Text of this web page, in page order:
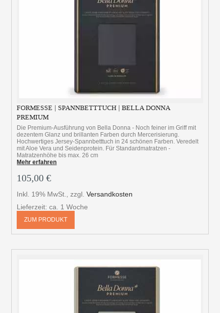
FORMESSE | SPANNBETTTUCH | BELLA DONNA
PREMIUM
Die Premium-Ausführung von Bella Donna - Noch feiner im Griff mit
dezentem Glanz und brillanten Farben durch Mercerisierung.
Hochwertiges Jersey-Spannbetttuch in 24 schönen Farben. Veredelt
mit Aloe Vera und Seidenprotein. Für Standardmatratzen -
Matratzenhöhe bis max. 26 cm
Mehr erfahren
105,00 €
Inkl. 19% MwSt. ,zzgl.Versandkosten
Lieferzeit: ca. 1 Woche
ZUM PRODUKT